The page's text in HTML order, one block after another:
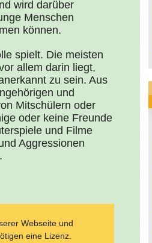
wird darüber
Menschen
können.
spielt. Die meisten
allem darin liegt,
zu sein. Aus
und
Mitschülern oder
oder keine Freunde
und Filme
Aggressionen
Webseite und
eine Lizenz.